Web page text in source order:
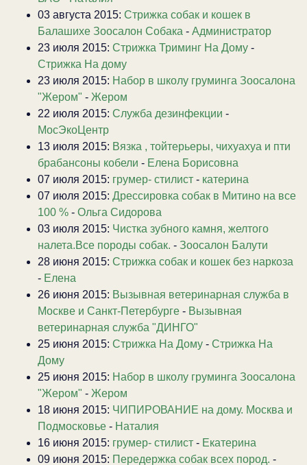
03 августа 2015: Стрижка собак и кошек в
Балашихе Зоосалон Собака - Администратор
23 июля 2015: Стрижка Триминг На Дому -
Стрижка На дому
23 июля 2015: Набор в школу груминга Зоосалона
"Жером" - Жером
22 июля 2015: Служба дезинфекции -
МосЭкоЦентр
13 июля 2015: Вязка , тойтерьеры, чихуахуа и пти
брабансоны кобели - Елена Борисовна
07 июля 2015: грумер- стилист - катерина
07 июля 2015: Дрессировка собак в Митино на все
100 % - Ольга Сидорова
03 июля 2015: Чистка зубного камня, желтого
налета.Все породы собак. - Зоосалон Балути
28 июня 2015: Стрижка собак и кошек без наркоза
- Елена
26 июня 2015: Вызывная ветеринарная служба в
Москве и Санкт-Петербурге - Вызывная
ветеринарная служба "ДИНГО"
25 июня 2015: Стрижка На Дому - Стрижка На
Дому
25 июня 2015: Набор в школу груминга Зоосалона
"Жером" - Жером
18 июня 2015: ЧИПИРОВАНИЕ на дому. Москва и
Подмосковье - Наталия
16 июня 2015: грумер- стилист - Екатерина
09 июня 2015: Передержка собак всех пород. -